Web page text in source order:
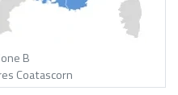
B
Coatascorn